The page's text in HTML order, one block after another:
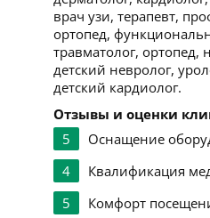
врач узи, терапевт,
ортопед,
травматолог, ортопед,
детский невролог,
детский кардиолог.
Отзывы и оценки
5
Оснащение
4
Квалификация
5
Комфорт